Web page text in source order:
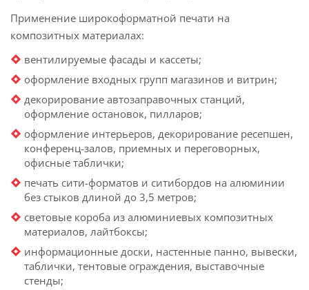
Применение широкоформатной печати на
композитных материалах:
вентилируемые фасады и кассеты;
оформление входных групп магазинов и витрин;
декорирование автозаправочных станций,
оформление остановок, пилларов;
оформление интерьеров, декорирование ресепшен,
конференц-залов, приемных и переговорных,
офисные таблички;
печать сити-форматов и ситибордов на алюминии
без стыков длиной до 3,5 метров;
световые короба из алюминиевых композитных
материалов, лайтбоксы;
информационные доски, настенные панно, вывески,
таблички, тентовые ограждения, выставочные
стенды;